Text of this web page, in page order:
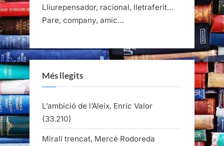
Lliurepensador, racional, lletraferit…
Pare, company, amic…
Més llegits
L’ambició de l’Aleix, Enric Valor
(33.210)
Mirall trencat, Mercè Rodoreda